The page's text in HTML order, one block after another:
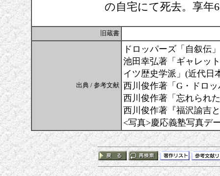
の自宅にて死去。享年
旧蔵書
出典 / 参考文献
ドロッパーズ「自叙伝
池田幸弘著「ギャレッ
イツ歴史学派」(近代日
西川俊作著「G・ドロ
西川俊作著「忘れられ
西川俊作著『福沢諭吉
<写真>慶応義塾写真デ